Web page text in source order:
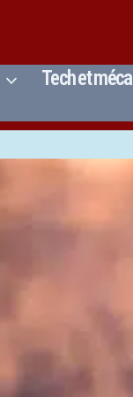
Tech et méca